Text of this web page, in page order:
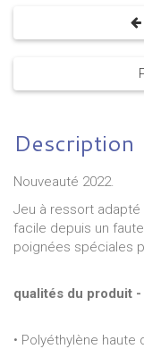
Description
Nouveauté 2022.
Jeu à ressort
facile depuis un
poignées spéciales
qualités du produit
• Polyéthylène